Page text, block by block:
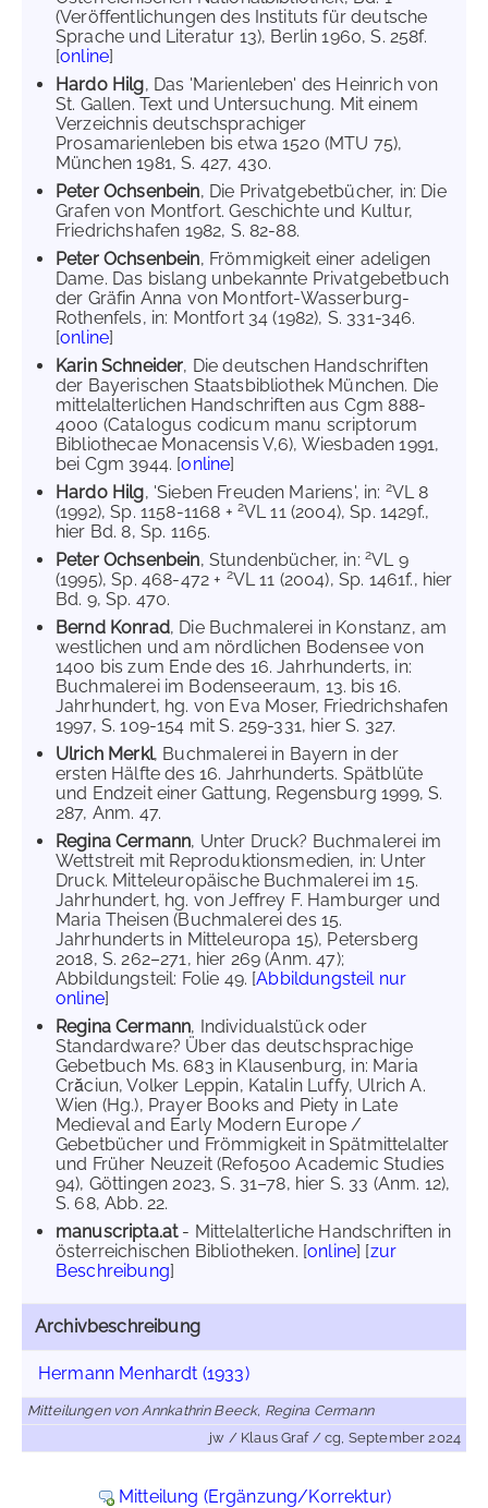
(Veröffentlichungen des Instituts für deutsche
Sprache und Literatur 13), Berlin 1960, S. 258f.
[online]
Hardo Hilg, Das 'Marienleben' des Heinrich von
St. Gallen. Text und Untersuchung. Mit einem
Verzeichnis deutschsprachiger
Prosamarienleben bis etwa 1520 (MTU 75),
München 1981, S. 427, 430.
Peter Ochsenbein, Die Privatgebetbücher, in: Die
Grafen von Montfort. Geschichte und Kultur,
Friedrichshafen 1982, S. 82-88.
Peter Ochsenbein, Frömmigkeit einer adeligen
Dame. Das bislang unbekannte Privatgebetbuch
der Gräfin Anna von Montfort-Wasserburg-
Rothenfels, in: Montfort 34 (1982), S. 331-346.
[online]
Karin Schneider, Die deutschen Handschriften
der Bayerischen Staatsbibliothek München. Die
mittelalterlichen Handschriften aus Cgm 888-
4000 (Catalogus codicum manu scriptorum
Bibliothecae Monacensis V,6), Wiesbaden 1991,
bei Cgm 3944. [online]
Hardo Hilg, 'Sieben Freuden Mariens', in: 2VL 8
(1992), Sp. 1158-1168 + 2VL 11 (2004), Sp. 1429f.,
hier Bd. 8, Sp. 1165.
Peter Ochsenbein, Stundenbücher, in: 2VL 9
(1995), Sp. 468-472 + 2VL 11 (2004), Sp. 1461f., hier
Bd. 9, Sp. 470.
Bernd Konrad, Die Buchmalerei in Konstanz, am
westlichen und am nördlichen Bodensee von
1400 bis zum Ende des 16. Jahrhunderts, in:
Buchmalerei im Bodenseeraum, 13. bis 16.
Jahrhundert, hg. von Eva Moser, Friedrichshafen
1997, S. 109-154 mit S. 259-331, hier S. 327.
Ulrich Merkl, Buchmalerei in Bayern in der
ersten Hälfte des 16. Jahrhunderts. Spätblüte
und Endzeit einer Gattung, Regensburg 1999, S.
287, Anm. 47.
Regina Cermann, Unter Druck? Buchmalerei im
Wettstreit mit Reproduktionsmedien, in: Unter
Druck. Mitteleuropäische Buchmalerei im 15.
Jahrhundert, hg. von Jeffrey F. Hamburger und
Maria Theisen (Buchmalerei des 15.
Jahrhunderts in Mitteleuropa 15), Petersberg
2018, S. 262–271, hier 269 (Anm. 47);
Abbildungsteil: Folie 49. [Abbildungsteil nur
online]
Regina Cermann, Individualstück oder
Standardware? Über das deutschsprachige
Gebetbuch Ms. 683 in Klausenburg, in: Maria
Crăciun, Volker Leppin, Katalin Luffy, Ulrich A.
Wien (Hg.), Prayer Books and Piety in Late
Medieval and Early Modern Europe /
Gebetbücher und Frömmigkeit in Spätmittelalter
und Früher Neuzeit (Refo500 Academic Studies
94), Göttingen 2023, S. 31–78, hier S. 33 (Anm. 12),
S. 68, Abb. 22.
manuscripta.at- Mittelalterliche Handschriften in
österreichischen Bibliotheken. [online] [zur
Beschreibung]
Archivbeschreibung
Hermann Menhardt (1933)
Mitteilungen von Annkathrin Beeck, Regina Cermann
jw / Klaus Graf / cg, September 2024
Mitteilung (Ergänzung/Korrektur)